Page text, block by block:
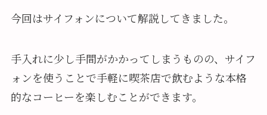
今回はサイフォンについて解説してきました。
手入れに少し手間がかかってしまうものの、サイフ
ォンを使うことで手軽に喫茶店で飲むような本格
的なコーヒーを楽しむことができます。